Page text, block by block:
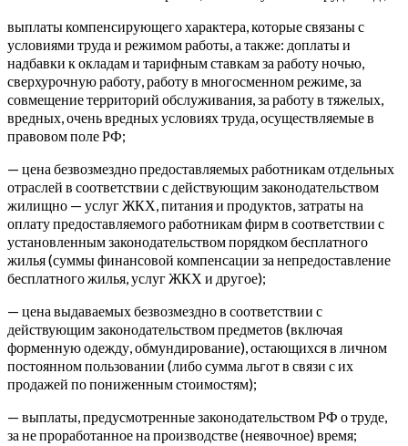
выплаты компенсирующего характера, которые связаны с
условиями труда и режимом работы, а также: доплаты и
надбавки к окладам и тарифным ставкам за работу ночью,
сверхурочную работу, работу в многосменном режиме, за
совмещение территорий обслуживания, за работу в тяжелых,
вредных, очень вредных условиях труда, осуществляемые в
правовом поле РФ;
— цена безвозмездно предоставляемых работникам отдельных
отраслей в соответствии с действующим законодательством
жилищно — услуг ЖКХ, питания и продуктов, затраты на
оплату предоставляемого работникам фирм в соответствии с
установленным законодательством порядком бесплатного
жилья (суммы финансовой компенсации за непредоставление
бесплатного жилья, услуг ЖКХ и другое);
— цена выдаваемых безвозмездно в соответствии с
действующим законодательством предметов (включая
форменную одежду, обмундирование), остающихся в личном
постоянном пользовании (либо сумма льгот в связи с их
продажей по пониженным стоимостям);
— выплаты, предусмотренные законодательством РФ о труде,
за не проработанное на производстве (неявочное) время;